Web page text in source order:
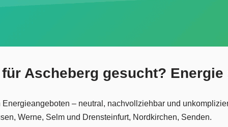
Ascheberg gesucht?
– neutral, nachvollziehbar und
Werne, Selm und Drensteinfurt, Nordkirchen, Senden.